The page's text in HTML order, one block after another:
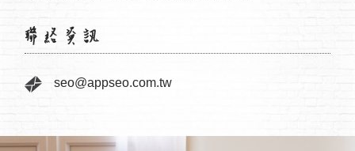
seo@appseo.com.tw